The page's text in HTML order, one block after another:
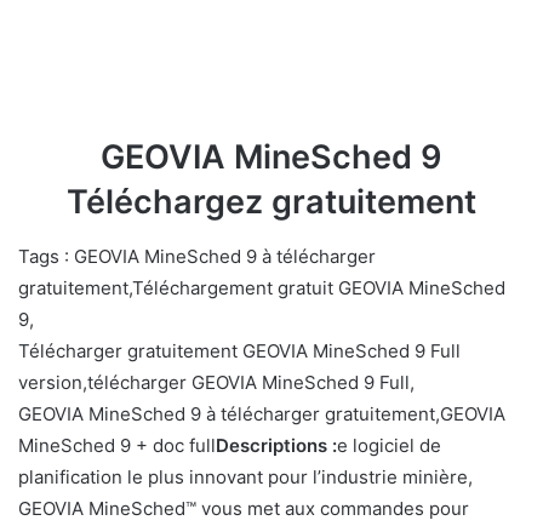
GEOVIA MineSched 9
Téléchargez gratuitement
Tags : GEOVIA MineSched 9 à télécharger
gratuitement,Téléchargement gratuit GEOVIA MineSched
9,
Télécharger gratuitement GEOVIA MineSched 9 Full
version,télécharger GEOVIA MineSched 9 Full,
GEOVIA MineSched 9 à télécharger gratuitement,GEOVIA
MineSched 9 + doc fullDescriptions :e logiciel de
planification le plus innovant pour l’industrie minière,
GEOVIA MineSched™ vous met aux commandes pour